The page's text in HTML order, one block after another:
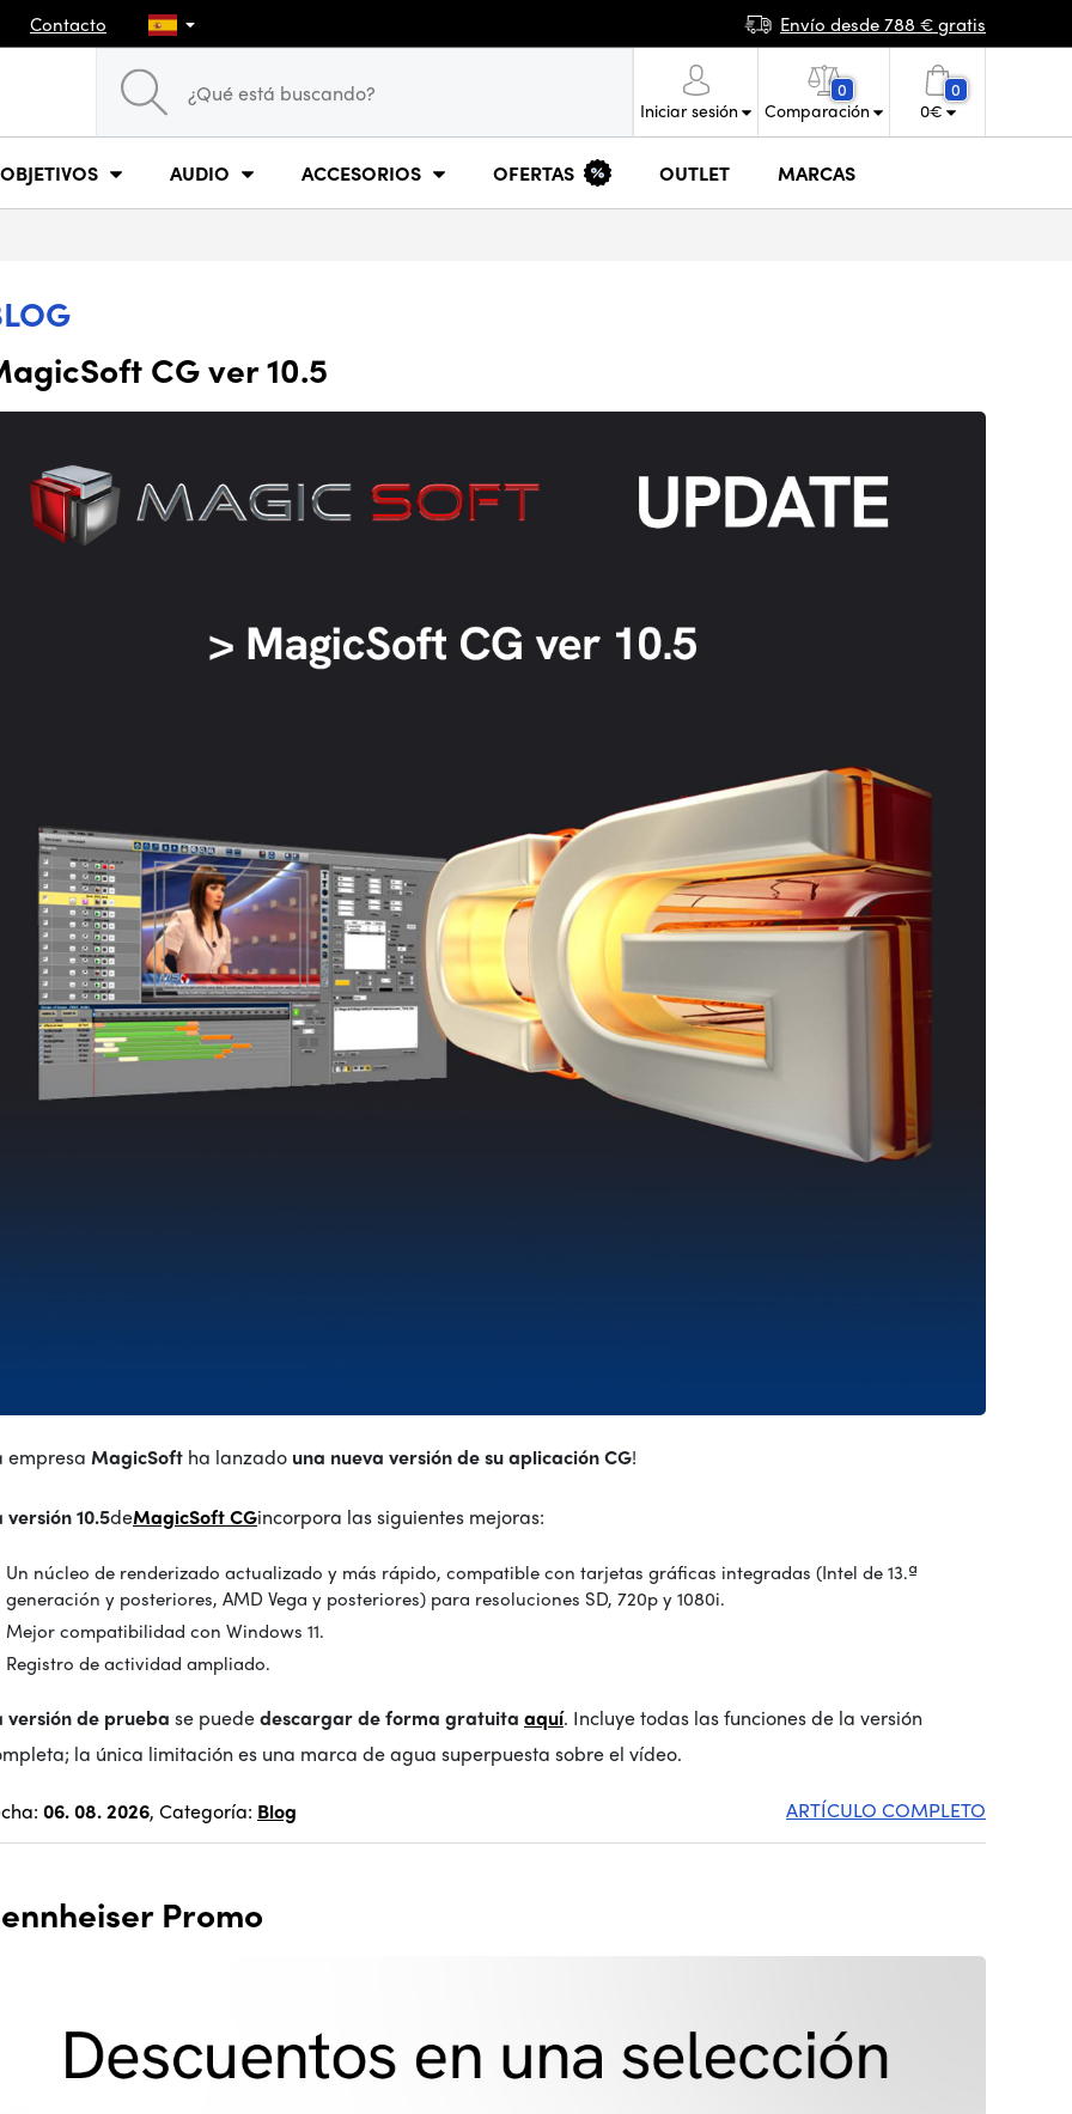
Contacto Envío desde 788 € gratis
Iniciar sesión
0
Comparación
0
0€
OBJETIVOS AUDIO ACCESORIOS OFERTAS OUTLET MARCAS
CG ver 10.5
empresa MagicSoft ha lanzado una nueva versión de su aplicación CG!
versión 10.5deMagicSoft CGincorpora las siguientes mejoras:
Un núcleo de renderizado actualizado y más rápido, compatible con tarjetas gráficas integradas (Intel de 13.ª
generación y posteriores, AMD Vega y posteriores) para resoluciones SD, 720p y 1080i.
Mejor compatibilidad con Windows 11.
Registro de actividad ampliado.
versión de prueba se puededescargarde forma gratuita aquí. Incluye todas las funciones de la versión
la única limitación es una marca de agua superpuesta sobre el vídeo.
06. 08. 2026, Categoría: Blog ARTÍCULO COMPLETO
Promo